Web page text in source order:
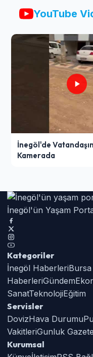
YouTube
İnegöl'de
Kamerada
İnegöl'ün Yaşam
Kategoriler
İnegöl HaberleriBursa
HaberleriGündem
SanatTeknolojiEğitim
Servisler
DovizHava Durumu
VakitleriGunluk Gazete
Kurumsal